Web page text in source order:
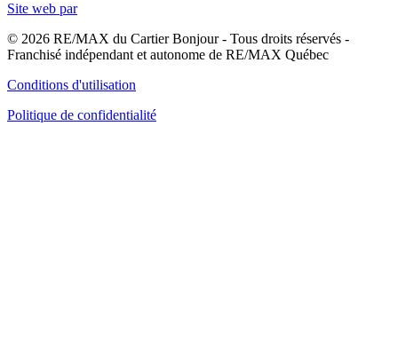
Site web par
© 2026 RE/MAX du Cartier Bonjour - Tous droits réservés -
Franchisé indépendant et autonome de RE/MAX Québec
Conditions d'utilisation
Politique de confidentialité